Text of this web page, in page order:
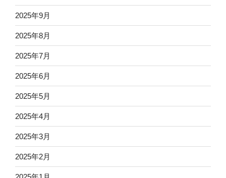
2025年9月
2025年8月
2025年7月
2025年6月
2025年5月
2025年4月
2025年3月
2025年2月